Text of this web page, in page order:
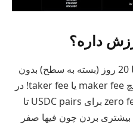
وقتی پاس رو گرفتین، میتونین تا 20 روز (بسته به سطح) بدون
کارمزد ترید کنین. تصور کنین: هیچ maker fee یا taker fee! در
رویدادهای قبلی MEXC، مثل zero fees برای USDC pairs تا
بیشتری بردن چون فیها صفر